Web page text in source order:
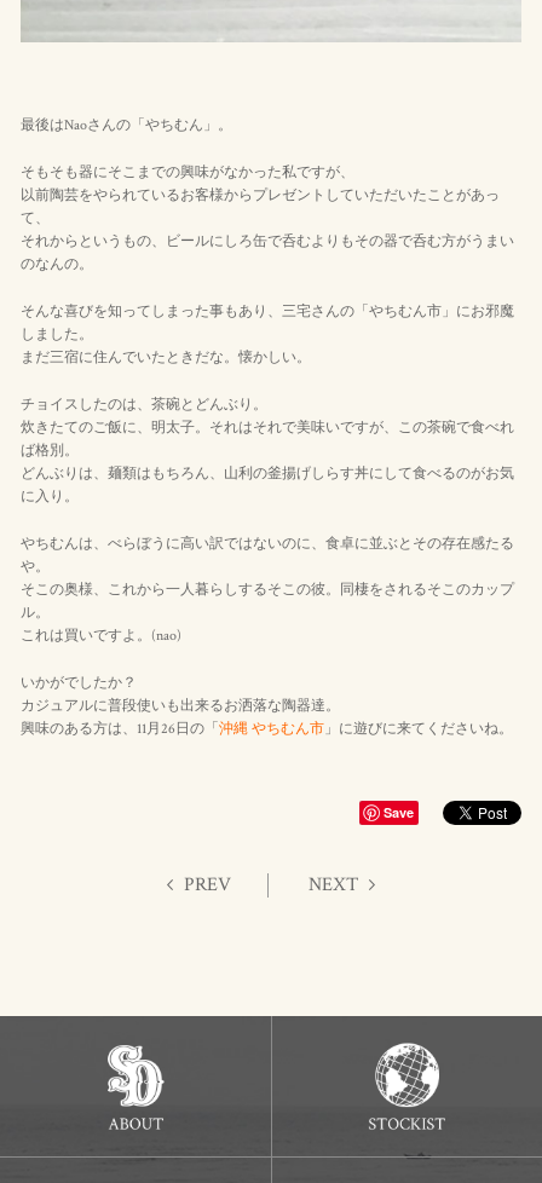
最後はNaoさんの「やちむん」。
そもそも器にそこまでの興味がなかった私ですが、
以前陶芸をやられているお客様からプレゼントしていただいたことがあっ
て、
それからというもの、ビールにしろ缶で呑むよりもその器で呑む方がうまい
のなんの。
そんな喜びを知ってしまった事もあり、三宅さんの「やちむん市」にお邪魔
しました。
まだ三宿に住んでいたときだな。懐かしい。
チョイスしたのは、茶碗とどんぶり。
炊きたてのご飯に、明太子。それはそれで美味いですが、この茶碗で食べれ
ば格別。
どんぶりは、麺類はもちろん、山利の釜揚げしらす丼にして食べるのがお気
に入り。
やちむんは、べらぼうに高い訳ではないのに、食卓に並ぶとその存在感たる
や。
そこの奥様、これから一人暮らしするそこの彼。同棲をされるそこのカップ
ル。
これは買いですよ。(nao)
いかがでしたか？
カジュアルに普段使いも出来るお洒落な陶器達。
興味のある方は、11月26日の「 沖縄 やちむん市」に遊びに来てくださいね。
Save
PREV NEXT